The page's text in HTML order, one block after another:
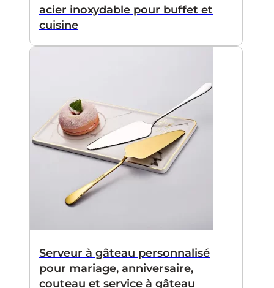
acier inoxydable pour buffet et
cuisine
Serveur à gâteau personnalisé
pour mariage, anniversaire,
couteau et service à gâteau